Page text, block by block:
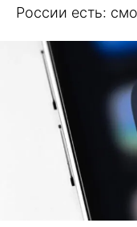
России есть: